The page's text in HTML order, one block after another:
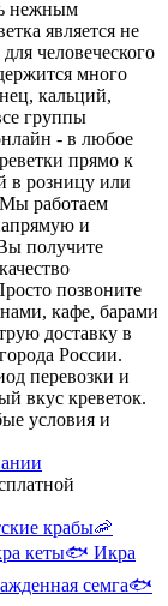
нежным
является не
человеческого
много
кальций,
группы
- в любое
прямо к
в розницу или
работаем
и
получите
позвоните
кафе, барами
доставку в
России.
перевозки и
вкус креветок.
условия и
крабы🦐
кеты🐟 Икра
семга🐟